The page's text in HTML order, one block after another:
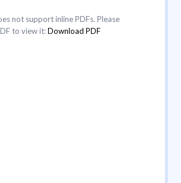
not support inline PDFs. Please
to view it:Download PDF